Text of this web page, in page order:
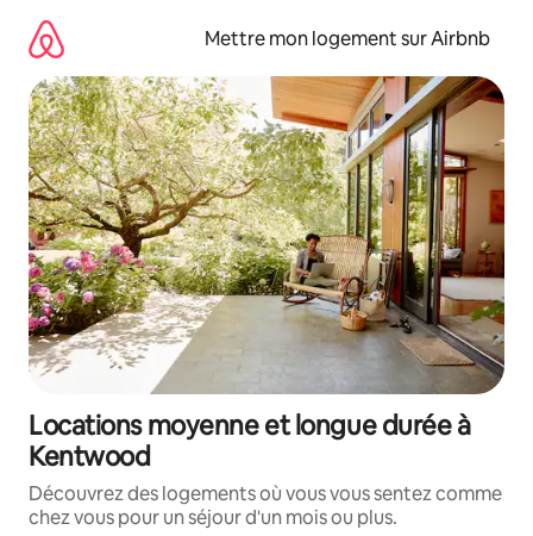
directement
contenu
Mettre mon logement sur Airbnb
Locations moyenne et longue durée à
Kentwood
Découvrez des logements où vous vous sentez comme
chez vous pour un séjour d'un mois ou plus.